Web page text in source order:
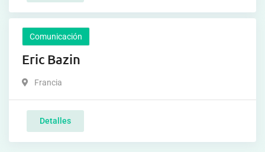
Comunicación
Eric Bazin
Francia
Detalles